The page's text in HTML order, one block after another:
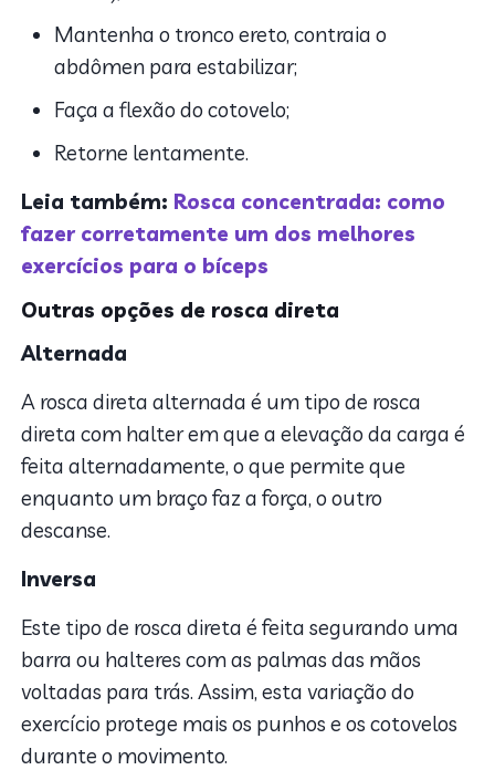
Mantenha o tronco ereto, contraia o
abdômen para estabilizar;
Faça a flexão do cotovelo;
Retorne lentamente.
Leia também: Rosca concentrada: como
fazer corretamente um dos melhores
exercícios para o bíceps
Outras opções de rosca direta
Alternada
A rosca direta alternada é um tipo de rosca
direta com halter em que a elevação da carga é
feita alternadamente, o que permite que
enquanto um braço faz a força, o outro
descanse.
Inversa
Este tipo de rosca direta é feita segurando uma
barra ou halteres com as palmas das mãos
voltadas para trás. Assim, esta variação do
exercício protege mais os punhos e os cotovelos
durante o movimento.